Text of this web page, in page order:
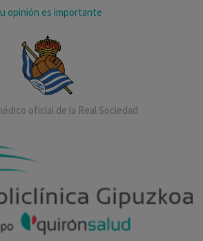
opinión es importante
oficial de la Real Sociedad